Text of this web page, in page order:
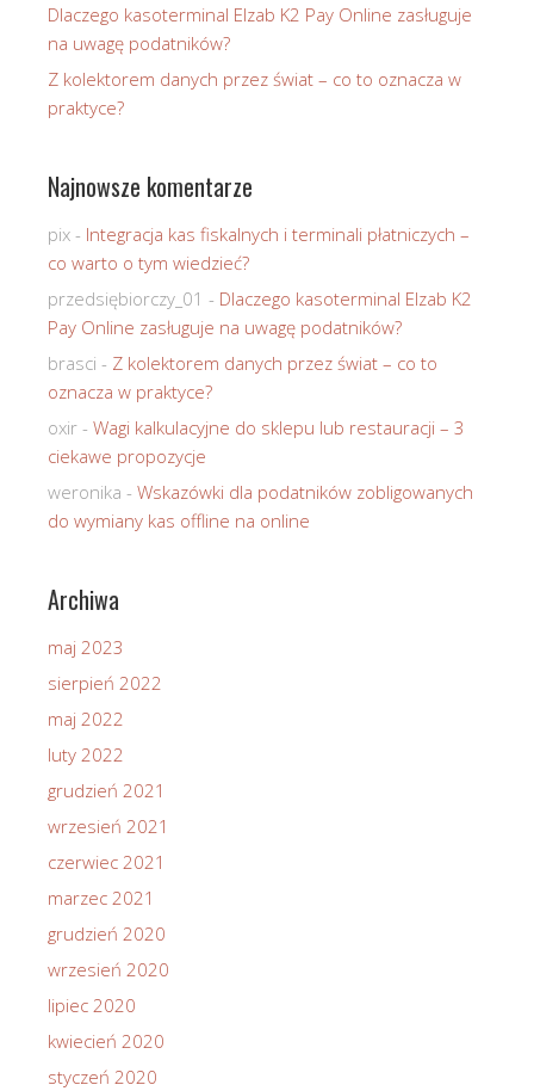
Dlaczego kasoterminal Elzab K2 Pay Online zasługuje
na uwagę podatników?
Z kolektorem danych przez świat – co to oznacza w
praktyce?
Najnowsze komentarze
pix - Integracja kas fiskalnych i terminali płatniczych –
co warto o tym wiedzieć?
przedsiębiorczy_01 - Dlaczego kasoterminal Elzab K2
Pay Online zasługuje na uwagę podatników?
brasci - Z kolektorem danych przez świat – co to
oznacza w praktyce?
oxir - Wagi kalkulacyjne do sklepu lub restauracji – 3
ciekawe propozycje
weronika - Wskazówki dla podatników zobligowanych
do wymiany kas offline na online
Archiwa
maj 2023
sierpień 2022
maj 2022
luty 2022
grudzień 2021
wrzesień 2021
czerwiec 2021
marzec 2021
grudzień 2020
wrzesień 2020
lipiec 2020
kwiecień 2020
styczeń 2020